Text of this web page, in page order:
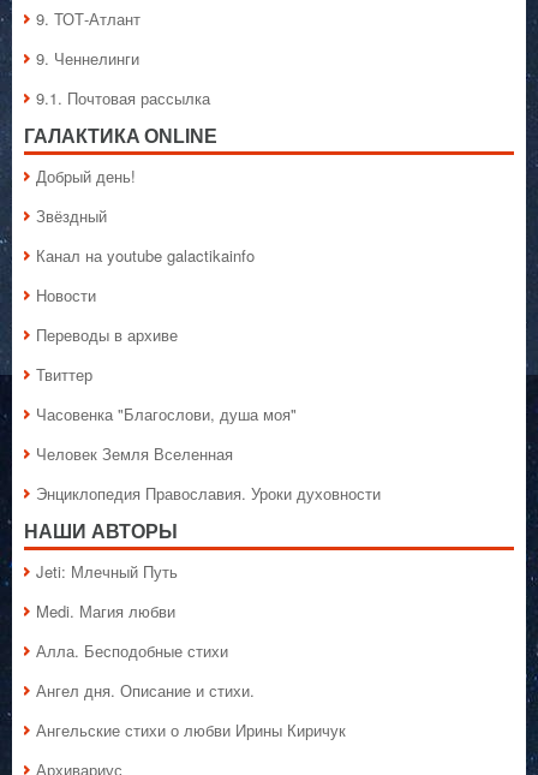
9. ТОТ-Атлант
9. Ченнелинги
9.1. Почтовая рассылка
ГАЛАКТИКA ONLINE
Добрый день!
Звёздный
Канал на youtube galactikainfo
Новости
Переводы в архиве
Твиттер
Часовенка "Благослови, душа моя"
Человек Земля Вселенная
Энциклопедия Православия. Уроки духовности
НАШИ АВТОРЫ
Jeti: Млечный Путь
Medi. Магия любви
Алла. Бесподобные стихи
Ангел дня. Описание и стихи.
Ангельские стихи о любви Ирины Киричук
Архивариус